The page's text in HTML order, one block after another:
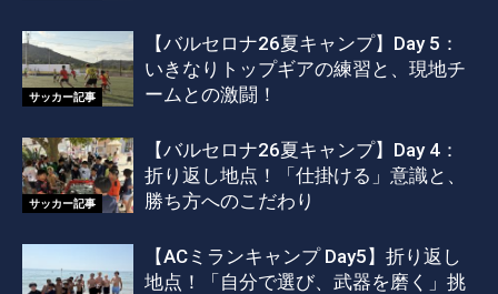
サッカー記事
【バルセロナ26夏キャンプ】Day 5：
いきなりトップギアの練習と、現地チ
ームとの激闘！
サッカー記事
【バルセロナ26夏キャンプ】Day 4：
折り返し地点！「仕掛ける」意識と、
勝ち方へのこだわり
【ACミランキャンプ Day5】折り返し
地点！「自分で選び、武器を磨く」挑